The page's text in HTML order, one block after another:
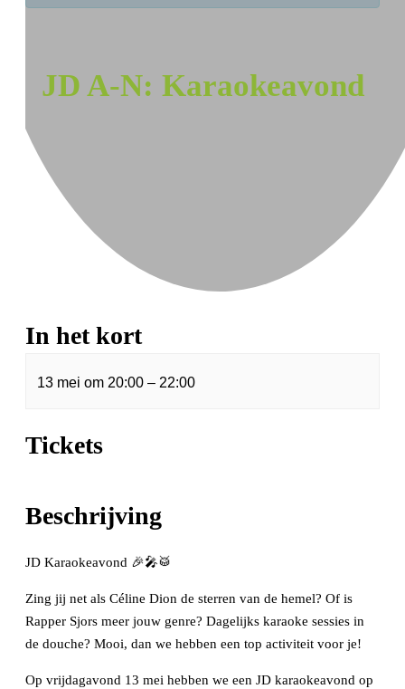
JD A-N: Karaokeavond
In het kort
13 mei om 20:00 – 22:00
Tickets
Beschrijving
JD Karaokeavond 🎉🎤🥁
Zing jij net als Céline Dion de sterren van de hemel? Of is
Rapper Sjors meer jouw genre? Dagelijks karaoke sessies in
de douche? Mooi, dan we hebben een top activiteit voor je!
Op vrijdagavond 13 mei hebben we een JD karaokeavond op